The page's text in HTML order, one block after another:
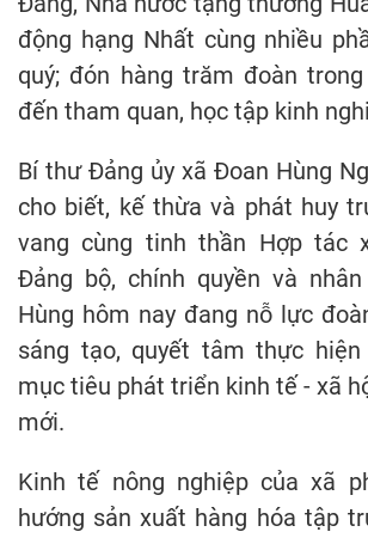
động hạng Nhất cùng nhiều
quý; đón hàng trăm đoàn
đến tham quan, học tập kinh
Bí thư Đảng ủy xã Đoan Hùng
cho biết, kế thừa và phát huy
vang cùng tinh thần Hợp tác
Đảng bộ, chính quyền và
Hùng hôm nay đang nỗ lực
sáng tạo, quyết tâm thực
mục tiêu phát triển kinh tế - xã
mới.
Kinh tế nông nghiệp của xã
hướng sản xuất hàng hóa tập